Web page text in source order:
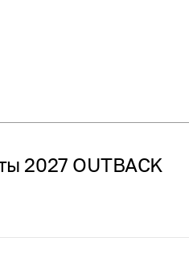
2027 OUTBACK